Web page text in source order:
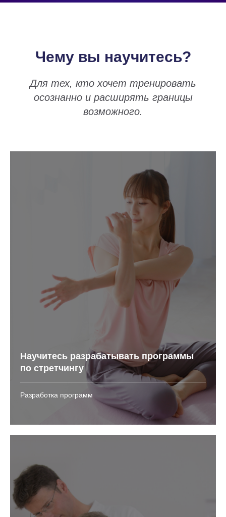
Чему вы научитесь?
Для тех, кто хочет тренировать
осознанно и расширять границы
возможного.
Научитесь разрабатывать программы
по стретчингу
Разработка программ